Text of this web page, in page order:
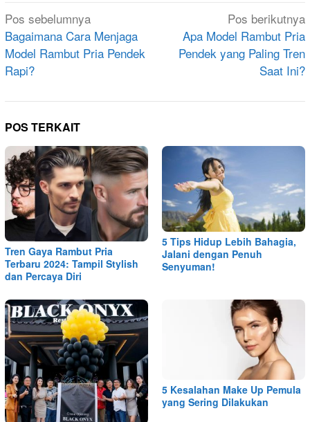
Navigasi
pos
Pos sebelumnya
Bagaimana Cara Menjaga
Model Rambut Pria Pendek
Rapi?
Pos berikutnya
Apa Model Rambut Pria
Pendek yang Paling Tren
Saat Ini?
POS TERKAIT
Tren Gaya Rambut Pria
Terbaru 2024: Tampil Stylish
dan Percaya Diri
5 Tips Hidup Lebih Bahagia,
Jalani dengan Penuh
Senyuman!
5 Kesalahan Make Up Pemula
yang Sering Dilakukan